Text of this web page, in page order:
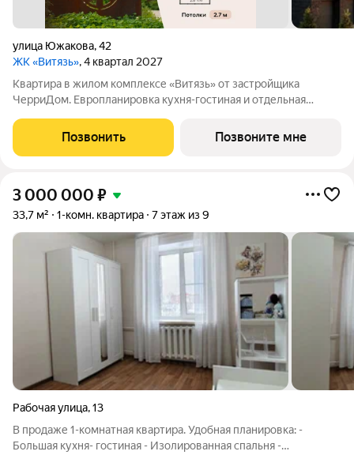
улица Южакова,42
ЖК «Витязь», 4 квартал 2027
Квартира в жилом комплексе «Витязь» от застройщика
ЧерриДом. Европланировка кухня-гостиная и отдельная
с приватной атмосферой и закрытым двором. Всего несколько
квартир на этаже. Для тех,
Позвонить Позвоните мне
3 000 000 ₽
33,7 м² 1-комн. квартира 7 этаж из 9
Рабочая улица,13
В продаже 1-комнатная квартира. Удобная планировка: -
Большая кухня- гостиная - Изолированная спальня -